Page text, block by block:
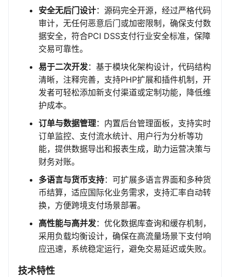
安全无后门设计：源码完全开源，经过严格代码
审计，无任何恶意后门或加密限制，确保支付数
据安全，符合PCI DSS支付行业安全标准，保障
交易可靠性。
易于二次开发：基于模块化架构设计，代码结构
清晰，注释完善，支持PHP扩展和插件机制，开
发者可轻松添加新支付渠道或定制功能，降低维
护成本。
订单与数据管理：内置后台管理面板，支持实时
订单监控、支付流水统计、用户行为分析等功
能，提供数据导出和报表生成，助力运营决策与
财务对账。
多语言与货币支持：可扩展多语言界面和多种货
币结算，适应国际化业务需求，支持汇率自动转
换，方便跨境支付场景部署。
高性能与高并发：优化数据库查询和缓存机制，
采用负载均衡设计，确保在高流量场景下支付响
应迅速，系统稳定运行，避免交易延迟或失败。
技术特性